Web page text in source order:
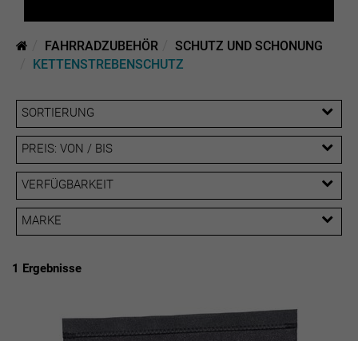
FAHRRADZUBEHÖR
SCHUTZ UND SCHONUNG
KETTENSTREBENSCHUTZ
SORTIERUNG
PREIS: VON / BIS
EUR
EUR
PREISFILTER ANWENDEN
VERFÜGBARKEIT
MARKE
1 Ergebnisse